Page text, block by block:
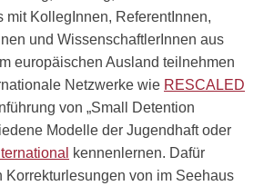
mit KollegInnen, ReferentInnen,
und WissenschaftlerInnen aus
europäischen Ausland teilnehmen
Netzwerke wie RESCALED
von „Small Detention
Modelle der Jugendhaft oder
kennenlernen. Dafür
Korrekturlesungen von im Seehaus